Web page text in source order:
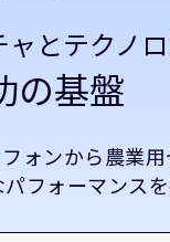
ャとテクノ
の基盤
ォンから農業
フォーマンスを